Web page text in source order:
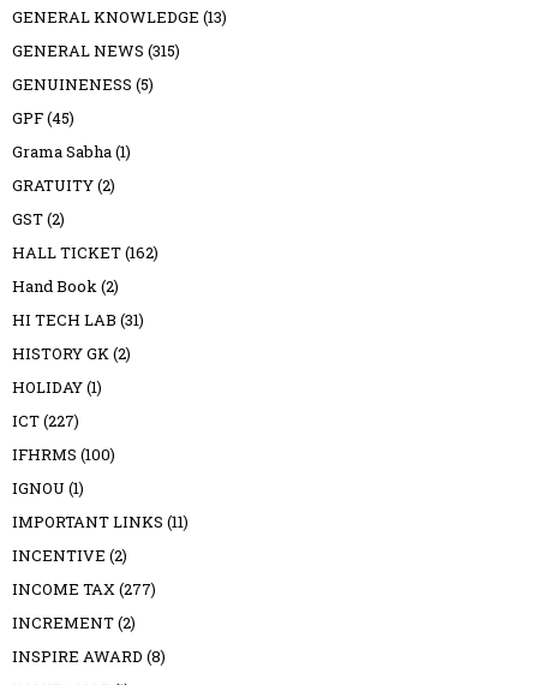
GENERAL KNOWLEDGE (13)
GENERAL NEWS (315)
GENUINENESS (5)
GPF(45)
Grama Sabha(1)
GRATUITY(2)
GST(2)
HALL TICKET(162)
Hand Book(2)
HI TECH LAB (31)
HISTORY GK(2)
HOLIDAY(1)
ICT(227)
IFHRMS (100)
IGNOU (1)
IMPORTANT LINKS (11)
INCENTIVE (2)
INCOME TAX(277)
INCREMENT(2)
INSPIRE AWARD (8)